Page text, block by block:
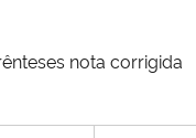
nota corrigida